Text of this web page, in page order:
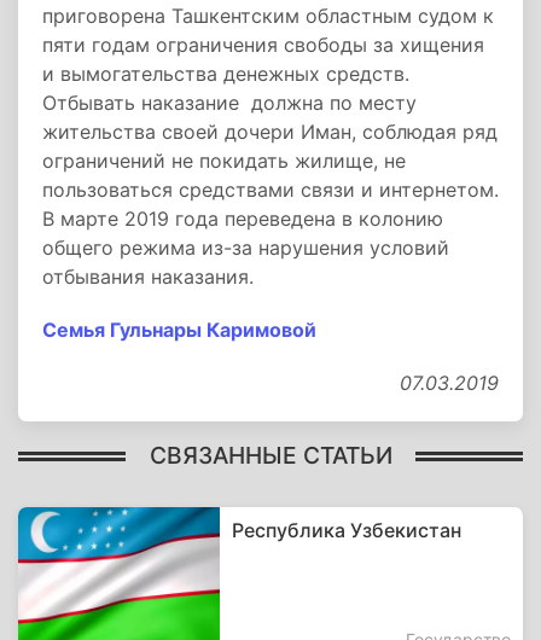
приговорена Ташкентским областным судом к
пяти годам ограничения свободы за хищения
и вымогательства денежных средств.
Отбывать наказание должна по месту
жительства своей дочери Иман, соблюдая ряд
ограничений не покидать жилище, не
пользоваться средствами связи и интернетом.
В марте 2019 года переведена в колонию
общего режима из-за нарушения условий
отбывания наказания.
Семья Гульнары Каримовой
07.03.2019
СВЯЗАННЫЕ СТАТЬИ
Республика Узбекистан